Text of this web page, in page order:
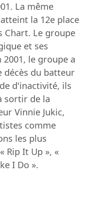
La même
la 12e place
Chart. Le groupe
et ses
le groupe a
décès du batteur
d'inactivité, ils
sortir de la
Vinnie Jukic,
comme
les plus
Rip It Up », «
I Do ».